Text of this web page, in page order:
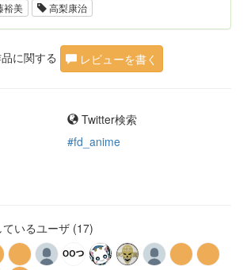
裕美 高梨康治
に関する レビューを書く
Twitter検索
#fd_anime
いるユーザ (17)